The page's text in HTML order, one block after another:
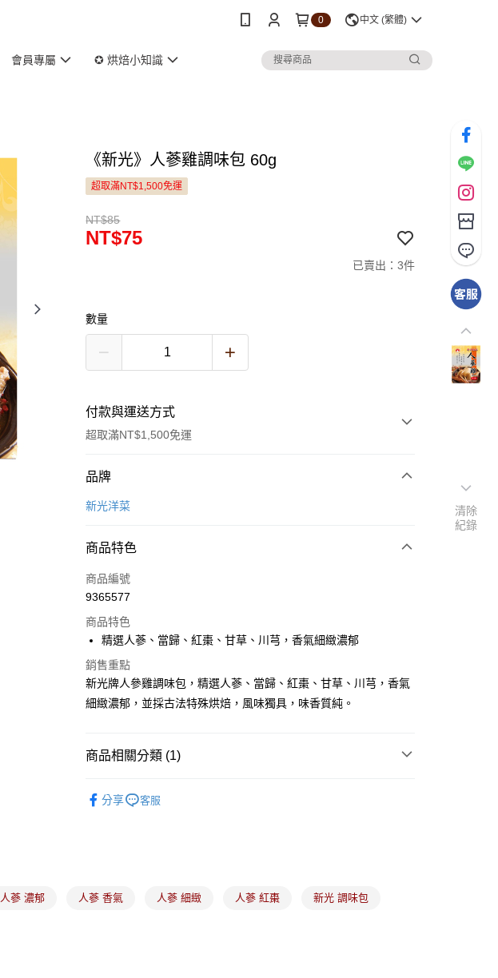
0 中文 (繁體)
會員專屬 ✪ 烘焙小知識
《新光》人蔘雞調味包 60g
超取滿NT$1,500免運
NT$85
NT$75
已賣出：3件
數量
付款與運送方式
超取滿NT$1,500免運
付款方式
信用卡一次付款
悠遊付
Google Pay
ATM付款
7-11取貨(5kg以內，尺寸不超過90cm)
品牌
新光洋菜
商品特色
商品編號
9365577
商品特色
精選人蔘、當歸、紅棗、甘草、川芎，香氣細緻濃郁
銷售重點
新光牌人參雞調味包，精選人蔘、當歸、紅棗、甘草、川芎，香氣
細緻濃郁，並採古法特殊烘焙，風味獨具，味香質純。
商品相關分類 (1)
分享
客服
人蔘 濃郁 人蔘 香氣 人蔘 細緻 人蔘 紅棗 新光 調味包
清除
紀錄